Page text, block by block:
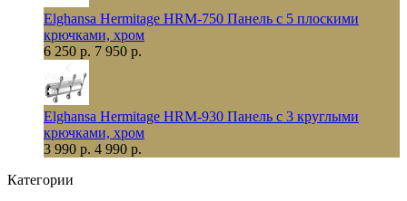
Elghansa Hermitage HRM-750 Панель с 5 плоскими
крючками, хром
6 250 р. 7 950 р.
Elghansa Hermitage HRM-930 Панель с 3 круглыми
крючками, хром
3 990 р. 4 990 р.
Категории